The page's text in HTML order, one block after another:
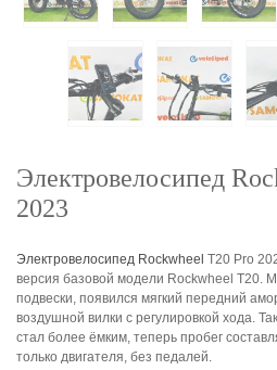
Электровелосипед
2023
Электровелосипед Rockwheel T20 Pro
версия базовой модели Rockwheel T20.
подвески, появился мягкий передний
воздушной вилки с регулировкой хода.
стал более ёмким, теперь пробег
только двигателя, без педалей.